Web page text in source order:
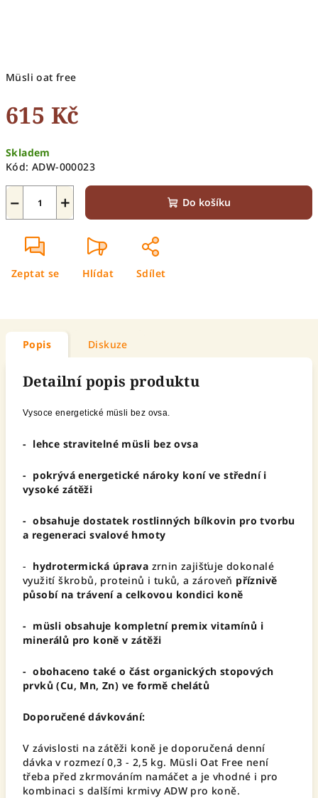
Müsli oat free
615 Kč
cena:
Skladem
Kód: ADW-000023
+
− Do košíku
Zeptat se Hlídat Sdílet
Popis Diskuze
Detailní popis produktu
Vysoce energetické müsli bez ovsa.
- lehce stravitelné müsli bez ovsa
- pokrývá energetické nároky koní ve střední i
vysoké zátěži
- obsahuje dostatek rostlinných bílkovin pro tvorbu
a regeneraci svalové hmoty
- hydrotermická úprava zrnin zajišťuje dokonalé
využití škrobů, proteinů i tuků, a zároveň příznivě
působí na trávení a celkovou kondici koně
- müsli obsahuje kompletní premix vitamínů i
minerálů pro koně v zátěži
- obohaceno také o část organických stopových
prvků (Cu, Mn, Zn) ve formě chelátů
Doporučené dávkování:
V závislosti na zátěži koně je doporučená denní
dávka v rozmezí 0,3 - 2,5 kg. Müsli Oat Free není
třeba před zkrmováním namáčet a je vhodné i pro
kombinaci s dalšími krmivy ADW pro koně.